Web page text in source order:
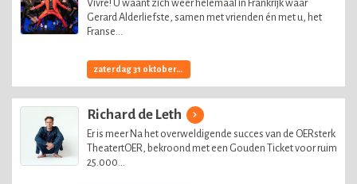
Vivre! U waant zich weer helemaal in Frankrijk waar
Gerard Alderliefste, samen met vrienden én met u, het
Franse...
zaterdag 31 oktober, 2026
Richard de Leth
Er is meer Na het overweldigende succes van de OERsterk
TheatertOER, bekroond met een Gouden Ticket voor ruim
25.000...